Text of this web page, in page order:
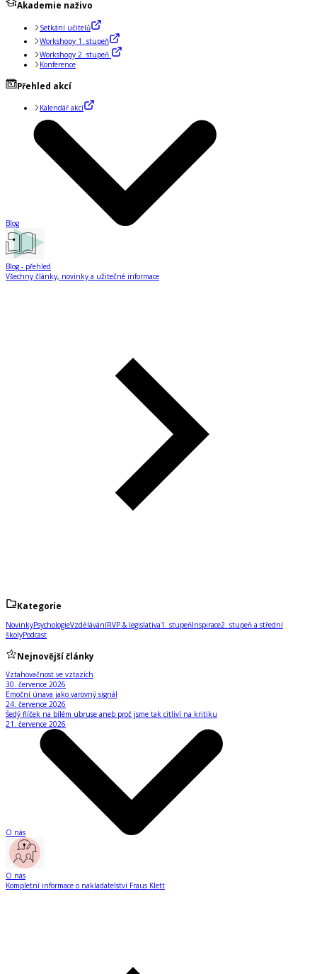
Akademie naživo
Setkání učitelů
Workshopy 1. stupeň
Workshopy 2. stupeň
Konference
Přehled akcí
Kalendář akcí
Blog
Blog - přehled
Všechny články, novinky a užitečné informace
Kategorie
NovinkyPsychologieVzděláváníRVP & legislativa1. stupeňInspirace2. stupeň a střední
školyPodcast
Nejnovější články
Vztahovačnost ve vztazích
30. července 2026
Emoční únava jako varovný signál
24. července 2026
Šedý flíček na bílém ubruse aneb proč jsme tak citliví na kritiku
21. července 2026
O nás
O nás
Kompletní informace o nakladatelství Fraus Klett